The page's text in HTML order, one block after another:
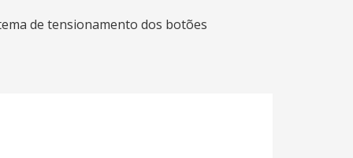
de tensionamento dos botões